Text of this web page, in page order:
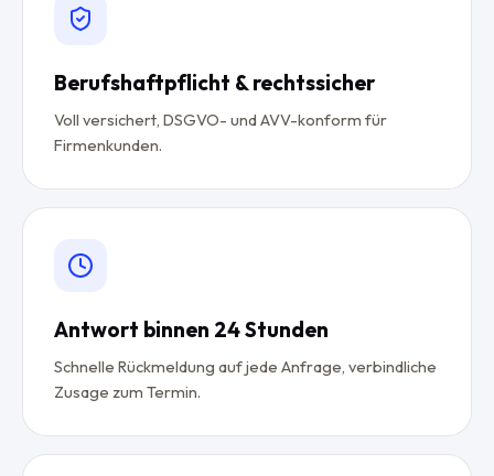
Berufshaftpflicht & rechtssicher
Voll versichert, DSGVO- und AVV-konform für
Firmenkunden.
Antwort binnen 24 Stunden
Schnelle Rückmeldung auf jede Anfrage, verbindliche
Zusage zum Termin.